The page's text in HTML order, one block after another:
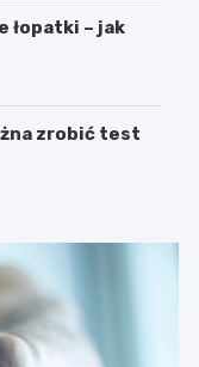
łopatki – jak
zrobić test